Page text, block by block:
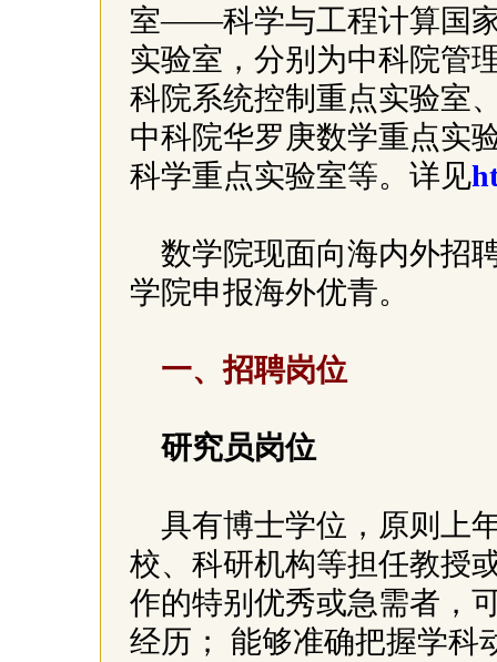
室——科学与工程计算国
实验室，分别为中科院管
科院系统控制重点实验室
中科院华罗庚数学重点实
科学重点实验室等。详见
数学院现面向海内外招
学院申报海外优青。
一、招聘岗位
研究员岗位
具有博士学位，原则上
校、科研机构等担任教授
作的特别优秀或急需者，
经历； 能够准确把握学科